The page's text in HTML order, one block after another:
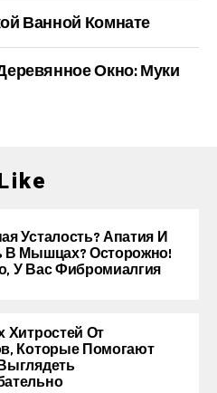
Ванной Комнате
Окно: Муки
Усталость? Апатия И
В Мышцах? Осторожно!
У Вас Фибромиалгия
Хитростей От
Которые Помогают